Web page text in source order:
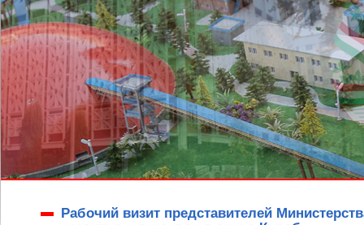
Рабочий визит представителей